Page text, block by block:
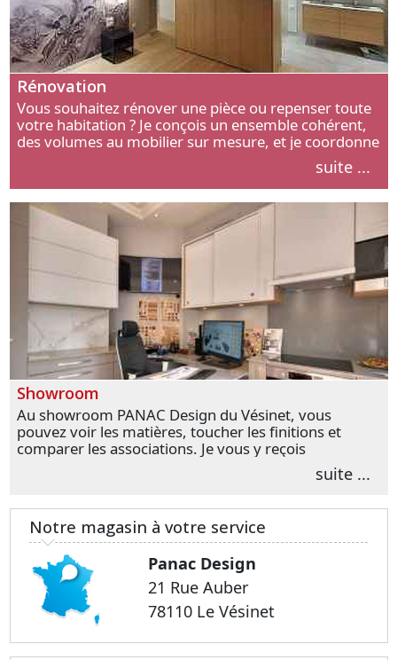
Rénovation
Vous souhaitez rénover une pièce ou repenser toute
votre habitation ? Je conçois un ensemble cohérent,
des volumes au mobilier sur mesure, et je coordonne
suite ...
Showroom
Au showroom PANAC Design du Vésinet, vous
pouvez voir les matières, toucher les finitions et
comparer les associations. Je vous y reçois
personnellement pour parler de votre projet et
transformer vos premières idées en choix plussuite ...
Notre magasin à votre service
Panac Design
21 Rue Auber
78110 Le Vésinet